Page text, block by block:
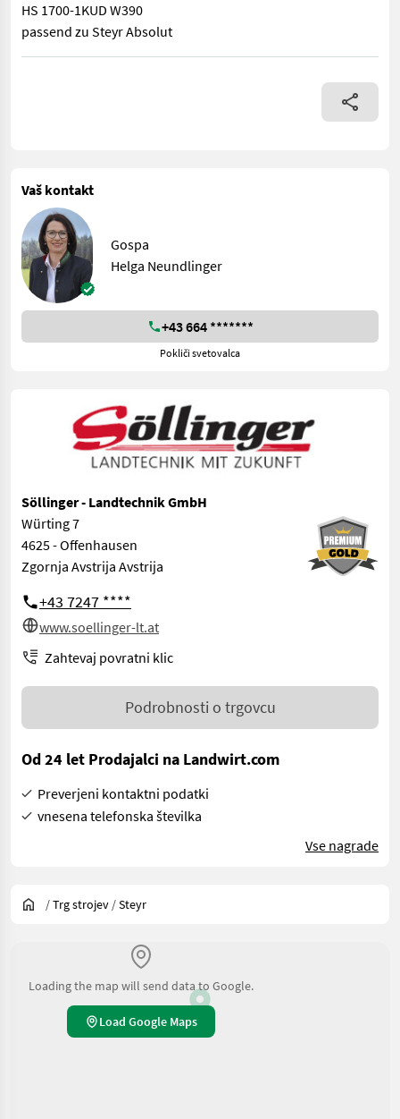
HS 1700-1KUD W390
passend zu Steyr Absolut
HS 1700-1KUD W390 passend zu Steyr Absolut
Vaš kontakt
Gospa
Helga Neundlinger
+43 664 *******
Pokliči svetovalca
Söllinger - Landtechnik GmbH
Würting 7
4625 - Offenhausen
Zgornja Avstrija Avstrija
+43 7247 ****
www.soellinger-lt.at
Zahtevaj povratni klic
Podrobnosti o trgovcu
Od 24 let Prodajalci na Landwirt.com
Preverjeni kontaktni podatki
vnesena telefonska številka
Vse nagrade
/Trg strojev /Steyr
Loading the map will send data to Google.
Load Google Maps